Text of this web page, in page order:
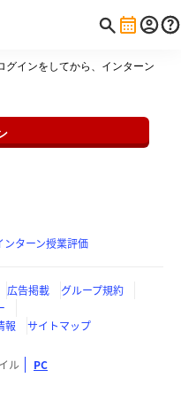
グインをしてから、インターン
ンターン授業評価
広告掲載
グループ規約
報 サイトマップ
ル PC